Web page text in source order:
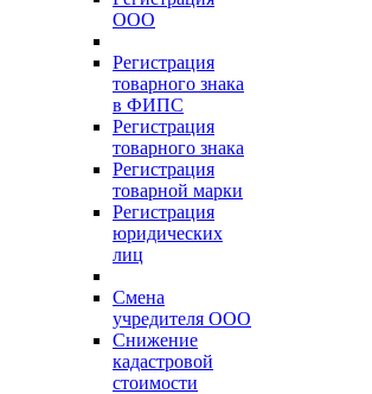
ООО
Регистрация
товарного знака
в ФИПС
Регистрация
товарного знака
Регистрация
товарной марки
Регистрация
юридических
лиц
Смена
учредителя ООО
Снижение
кадастровой
стоимости